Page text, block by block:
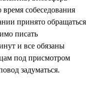
собеседования
принято обращаться
писать
и все обязаны
под присмотром
задуматься.